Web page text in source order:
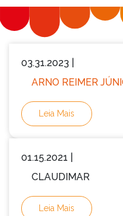
03.31.2023 |
ARNO REIMER
Leia Mais
01.15.2021 |
CLAUDIMAR
Leia Mais